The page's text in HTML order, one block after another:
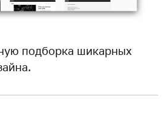
подборка шикарных